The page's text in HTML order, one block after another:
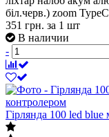
біл.черв.) zoom
351 грн. за 1 шт
В наличии
-
Гірлянда 100 led